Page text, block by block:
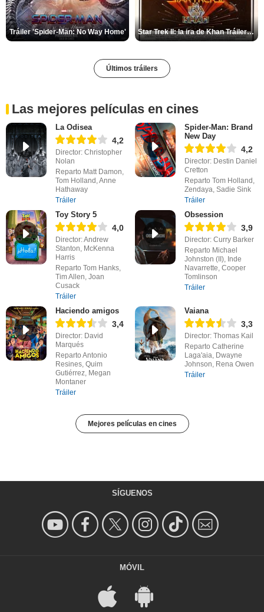
Tráiler 'Spider-Man: No Way Home' Star Trek II: la ira de Khan Tráiler VO
Últimos tráilers
Las mejores películas en cines
La Odisea
4,2
Director: Christopher
Nolan
Reparto Matt Damon,
Tom Holland, Anne
Hathaway
Tráiler
Spider-Man: Brand
New Day
4,2
Director: Destin Daniel
Cretton
Reparto Tom Holland,
Zendaya, Sadie Sink
Tráiler
Toy Story 5
4,0
Director: Andrew
Stanton, McKenna
Harris
Reparto Tom Hanks,
Tim Allen, Joan
Cusack
Tráiler
Obsession
3,9
Director: Curry Barker
Reparto Michael
Johnston (II), Inde
Navarrette, Cooper
Tomlinson
Tráiler
Haciendo amigos
3,4
Director: David
Marqués
Reparto Antonio
Resines, Quim
Gutiérrez, Megan
Montaner
Tráiler
Vaiana
3,3
Director: Thomas Kail
Reparto Catherine
Laga'aia, Dwayne
Johnson, Rena Owen
Tráiler
Mejores películas en cines
SÍGUENOS
MÓVIL